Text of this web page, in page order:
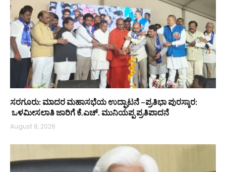
ಸರಗೂರು: ಮಾದರ ಮಹಾಸಭೆಯ ಉದ್ಘಾಟನೆ –ಪ್ರತಿಭಾ ಪುರಸ್ಕಾರ:
ಒಳಮೀಸಲಾತಿ ಜಾರಿಗೆ ಕೆ.ಎಚ್. ಮುನಿಯಪ್ಪ ಪ್ರತಿಪಾದನೆ
August 8, 2026